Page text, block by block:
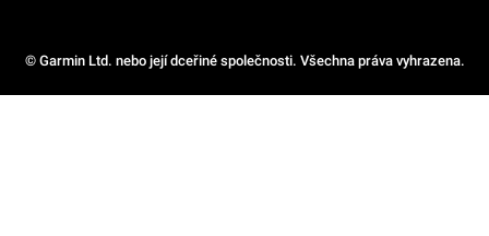
© Garmin Ltd. nebo její dceřiné společnosti. Všechna práva vyhrazena.